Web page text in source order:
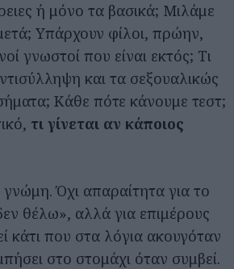
ή μόνο τα βασικά; Μιλάμε
Υπάρχουν φίλοι, πρώην,
γνωστοί που είναι εκτός; Τι
και τα σεξουαλικώς
Κάθε πότε κάνουμε τεστ;
τι γίνεται αν κάποιος
γνώμη. Όχι απαραίτητα για το
θέλω», αλλά για επιμέρους
κάτι που στα λόγια ακουγόταν
στο στομάχι όταν συμβεί.